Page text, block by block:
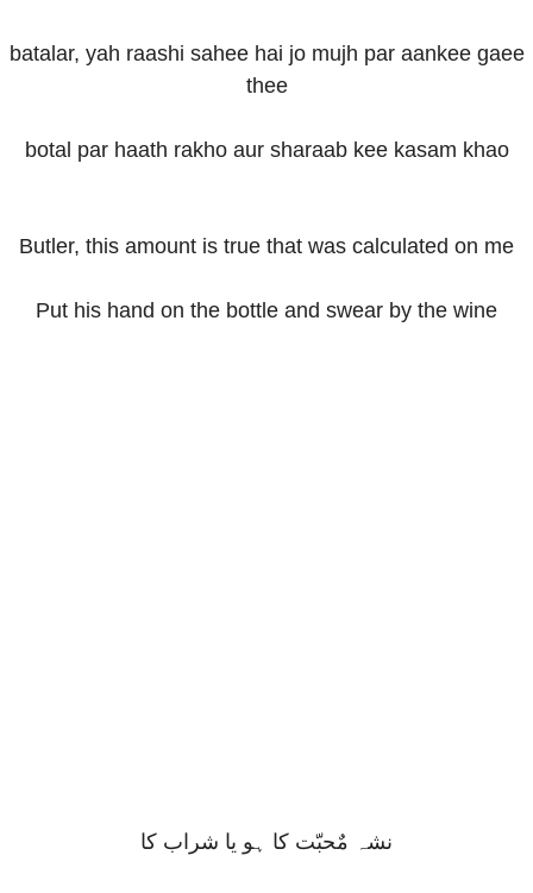
batalar, yah raashi sahee hai jo mujh par aankee gaee
thee
botal par haath rakho aur sharaab kee kasam khao
Butler, this amount is true that was calculated on me
Put his hand on the bottle and swear by the wine
نشہ مٌحبّت کا ہو یا شراب کا